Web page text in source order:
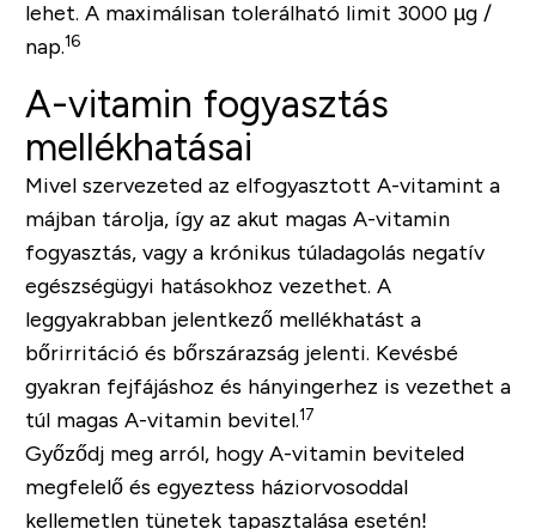
lehet. A maximálisan tolerálható limit 3000 µg /
nap.16
A-vitamin fogyasztás
mellékhatásai
Mivel szervezeted az elfogyasztott A-vitamint a
májban tárolja, így az akut magas A-vitamin
fogyasztás, vagy a krónikus túladagolás negatív
egészségügyi hatásokhoz vezethet. A
leggyakrabban jelentkező mellékhatást a
bőrirritáció és bőrszárazság jelenti. Kevésbé
gyakran fejfájáshoz és hányingerhez is vezethet a
túl magas A-vitamin bevitel.17
Győződj meg arról, hogy A-vitamin beviteled
megfelelő és egyeztess háziorvosoddal
kellemetlen tünetek tapasztalása esetén!